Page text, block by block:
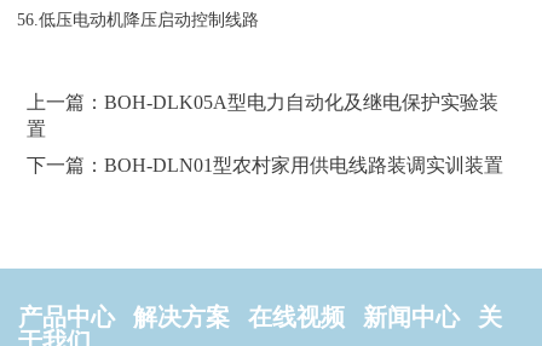
56.低压电动机降压启动控制线路
上一篇：BOH-DLK05A型电力自动化及继电保护实验装
置
下一篇：BOH-DLN01型农村家用供电线路装调实训装置
产品中心 解决方案 在线视频 新闻中心
关